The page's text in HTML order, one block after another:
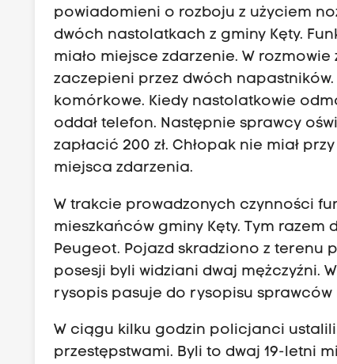
powiadomieni o rozboju z użyciem
dwóch nastolatkach z gminy Kęty.
miało miejsce zdarzenie. W
zaczepieni przez dwóch
komórkowe. Kiedy nastolatkowie
oddał telefon. Następnie sprawcy
zapłacić 200 zł. Chłopak nie miał
miejsca zdarzenia.
W trakcie prowadzonych czynności
mieszkańców gminy Kęty. Tym
Peugeot. Pojazd skradziono z terenu
posesji byli widziani dwaj mężczyźni.
rysopis pasuje do rysopisu
W ciągu kilku godzin policjanci
przestępstwami. Byli to dwaj 19-letni